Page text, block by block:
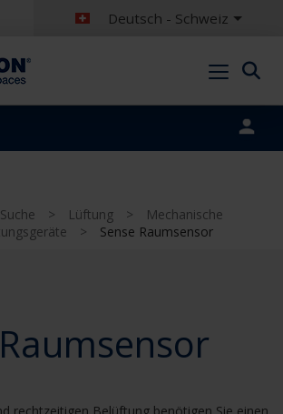
Deutsch - Schweiz
> Lüftung >
Mechanische
> Sense Raumsensor